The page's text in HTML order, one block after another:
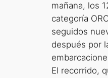
mañana, los
categoría
seguidos
después por
El recorrido,